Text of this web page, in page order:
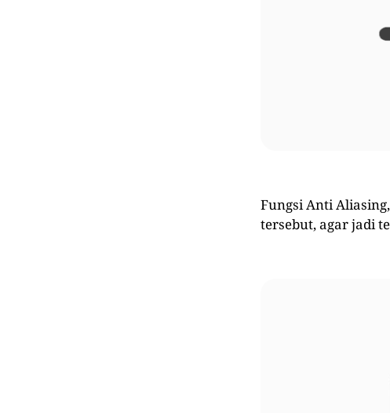
Fungsi Anti
tersebut, agar jadi